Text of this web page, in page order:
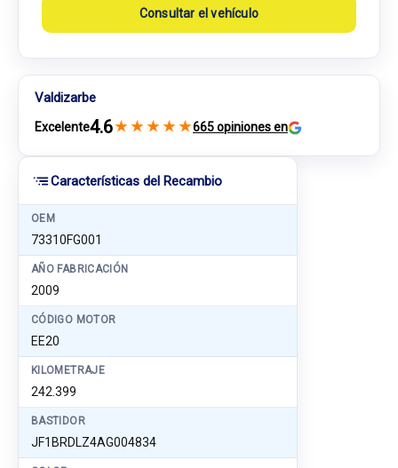
Características del Recambio
OEM
73310FG001
AÑO FABRICACIÓN
2009
CÓDIGO MOTOR
EE20
KILOMETRAJE
242.399
BASTIDOR
JF1BRDLZ4AG004834
Consultar el vehículo
Valdizarbe
Excelente4.6★ ★ ★ ★ ★665 opiniones en